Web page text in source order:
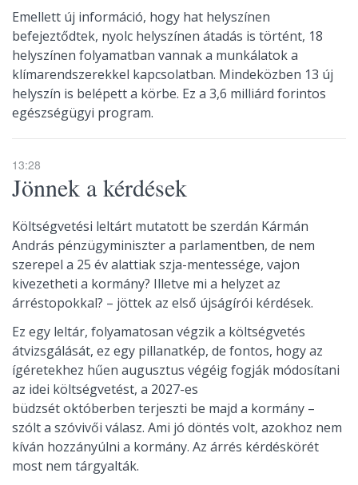
Emellett új információ, hogy hat helyszínen
befejeztődtek, nyolc helyszínen átadás is történt, 18
helyszínen folyamatban vannak a munkálatok a
klímarendszerekkel kapcsolatban. Mindeközben 13 új
helyszín is belépett a körbe. Ez a 3,6 milliárd forintos
egészségügyi program.
13:28
Jönnek a kérdések
Költségvetési leltárt mutatott be szerdán Kármán
András pénzügyminiszter a parlamentben, de nem
szerepel a 25 év alattiak szja-mentessége, vajon
kivezetheti a kormány? Illetve mi a helyzet az
árréstopokkal? – jöttek az első újságírói kérdések.
Ez egy leltár, folyamatosan végzik a költségvetés
átvizsgálását, ez egy pillanatkép, de fontos, hogy az
ígéretekhez hűen augusztus végéig fogják módosítani
az idei költségvetést, a 2027-es
büdzsét októberben terjeszti be majd a kormány –
szólt a szóvivői válasz. Ami jó döntés volt, azokhoz nem
kíván hozzányúlni a kormány. Az árrés kérdéskörét
most nem tárgyalták.